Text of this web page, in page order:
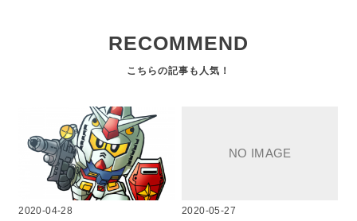
RECOMMEND
2020-04-28
2020-05-27